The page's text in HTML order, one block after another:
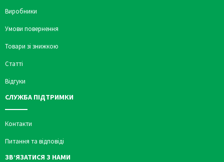
Виробники
Умови повернення
Товари зі знижкою
Статті
Відгуки
СЛУЖБА ПІДТРИМКИ
Контакти
Питання та відповіді
ЗВ’ЯЗАТИСЯ З НАМИ